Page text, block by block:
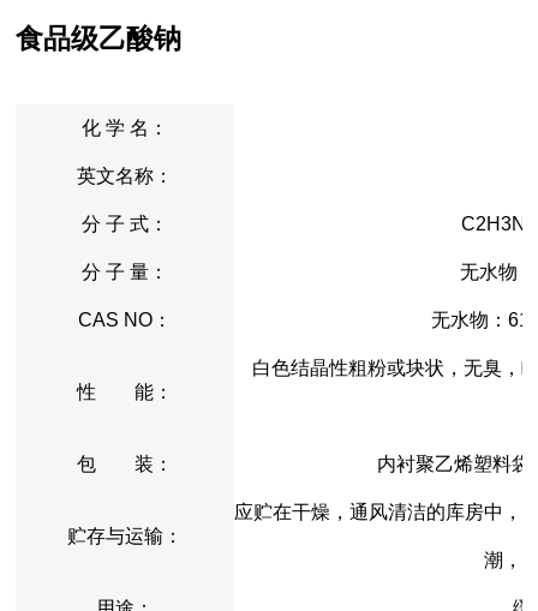
食品级乙酸钠
化 学 名：
英文名称：
分 子 式：
分 子 量： 无水物
CAS NO： 无水物：
性 能：
白色结晶性粗粉或块状，无臭，
包 装： 内衬聚乙烯塑料
贮存与运输：
应贮在干燥，通风清洁的库房中，
潮，